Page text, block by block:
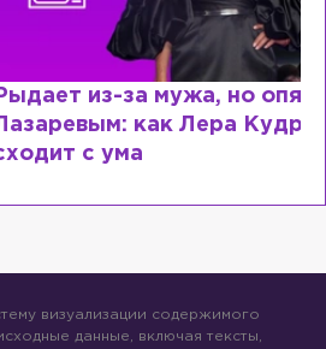
но опять флиртует с
Кудрявцева
визуализации содержимого
данные, включая тексты,